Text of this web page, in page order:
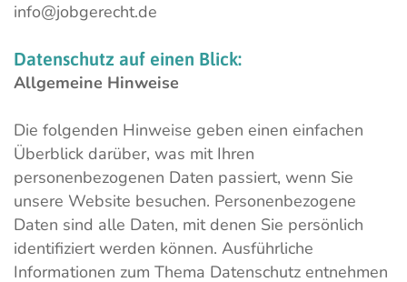
info@jobgerecht.de
Datenschutz auf einen Blick:
Allgemeine Hinweise
Die folgenden Hinweise geben einen einfachen
Überblick darüber, was mit Ihren
personenbezogenen Daten passiert, wenn Sie
unsere Website besuchen. Personenbezogene
Daten sind alle Daten, mit denen Sie persönlich
identifiziert werden können. Ausführliche
Informationen zum Thema Datenschutz entnehmen